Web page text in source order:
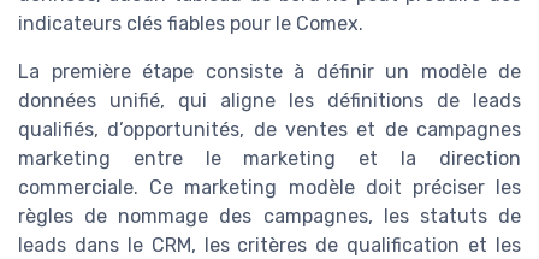
indicateurs clés fiables pour le Comex.
La première étape consiste à définir un modèle de
données unifié, qui aligne les définitions de leads
qualifiés, d’opportunités, de ventes et de campagnes
marketing entre le marketing et la direction
commerciale. Ce marketing modèle doit préciser les
règles de nommage des campagnes, les statuts de
leads dans le CRM, les critères de qualification et les